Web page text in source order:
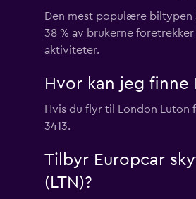
Den mest populære biltypen
38 % av brukerne
aktiviteter.
Hvor kan jeg finne
Hvis du flyr til London Luton
3413.
Tilbyr Europcar
(LTN)?